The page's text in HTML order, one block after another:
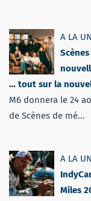
A LA
… tout sur la
M6 donnera le 24
de Scènes de mé...
A LA
Miles